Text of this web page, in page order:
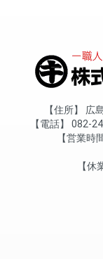
住所
広
電話
082-
営業時
休